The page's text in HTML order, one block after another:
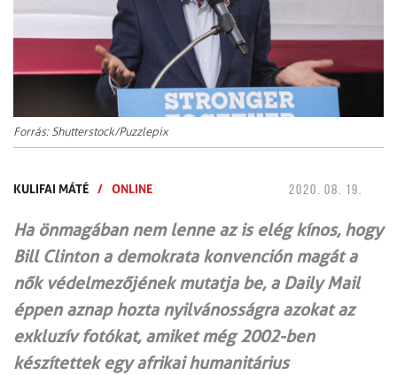
Forrás: Shutterstock/Puzzlepix
KULIFAI MÁTÉ / ONLINE 2020. 08. 19.
Ha önmagában nem lenne az is elég kínos, hogy
Bill Clinton a demokrata konvención magát a
nők védelmezőjének mutatja be, a Daily Mail
éppen aznap hozta nyilvánosságra azokat az
exkluzív fotókat, amiket még 2002-ben
készítettek egy afrikai humanitárius